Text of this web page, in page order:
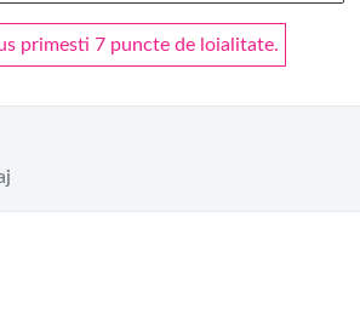
primesti 7 puncte de loialitate.